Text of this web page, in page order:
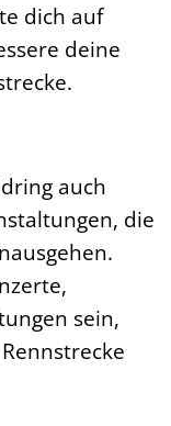
dich auf
deine
auch
die
sein,